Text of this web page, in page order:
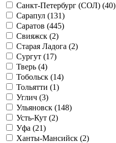
Санкт-Петербург (СОЛ) (40)
Сарапул (131)
Саратов (445)
Свияжск (2)
Старая Ладога (2)
Сургут (17)
Тверь (4)
Тобольск (14)
Тольятти (1)
Углич (3)
Ульяновск (148)
Усть-Кут (2)
Уфа (21)
Ханты-Мансийск (2)